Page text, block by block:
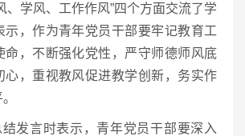
、学风、工作作风”四个方面交流了学
示，作为青年党员干部要牢记教育工
命，不断强化党性，严守师德师风底
心，重视教风促进教学创新，务实作
发言时表示，青年党员干部要深入